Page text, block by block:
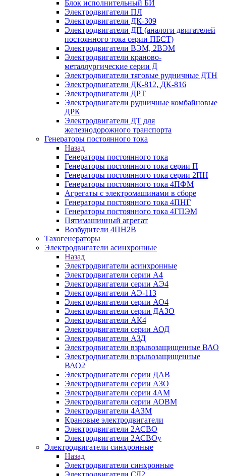
Блок исполнительный БИ
Электродвигатели ПЛ
Электродвигатели ДК-309
Электродвигатели ДП (аналоги двигателей
постоянного тока серии ПБСТ)
Электродвигатели ВЭМ, 2ВЭМ
Электродвигатели краново-
металлургические серии Д
Электродвигатели тяговые рудничные ДТН
Электродвигатели ДК-812, ДК-816
Электродвигатели ДРТ
Электродвигатели рудничные комбайновые
ДРК
Электродвигатели ДТ для
железнодорожного транспорта
Генераторы постоянного тока
Назад
Генераторы постоянного тока
Генераторы постоянного тока серии П
Генераторы постоянного тока серии 2ПН
Генераторы постоянного тока 4ПФМ
Агрегаты с электромашинами в сборе
Генераторы постоянного тока 4ПНГ
Генераторы постоянного тока 4ГПЭМ
Пятимашинный агрегат
Возбудители 4ПН2В
Тахогенераторы
Электродвигатели асинхронные
Назад
Электродвигатели асинхронные
Электродвигатели серии А4
Электродвигатели серии АЭ4
Электродвигатели АЭ-113
Электродвигатели серии АО4
Электродвигатели серии ДАЗО
Электродвигатели АК4
Электродвигатели серии АОД
Электродвигатели АЗД
Электродвигатели взрывозащищенные ВАО
Электродвигатели взрывозащищенные
ВАО2
Электродвигатели серии ДАВ
Электродвигатели серии АЗО
Электродвигатели серии 4АМ
Электродвигатели серии АОВМ
Электродвигатели 4АЗМ
Крановые электродвигатели
Электродвигатели 2АСВО
Электродвигатели 2АСВОу
Электродвигатели синхронные
Назад
Электродвигатели синхронные
Электродвигатели СД2